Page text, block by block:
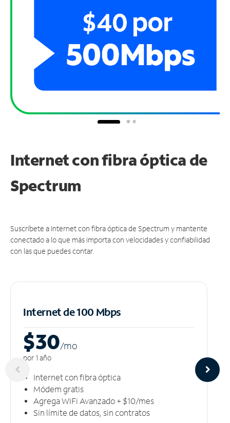
Internet con fibra óptica de
Spectrum
Suscríbete a Internet con fibra óptica de Spectrum y mantente
conectado a lo que más importa con velocidades y confiabilidad
con las que puedes contar.
Internet de 100 Mbps
$30/mo
por 1 año
Internet con fibra óptica
Módem gratis
Agrega WiFi Avanzado + $10/mes
Sin límite de datos, sin contratos